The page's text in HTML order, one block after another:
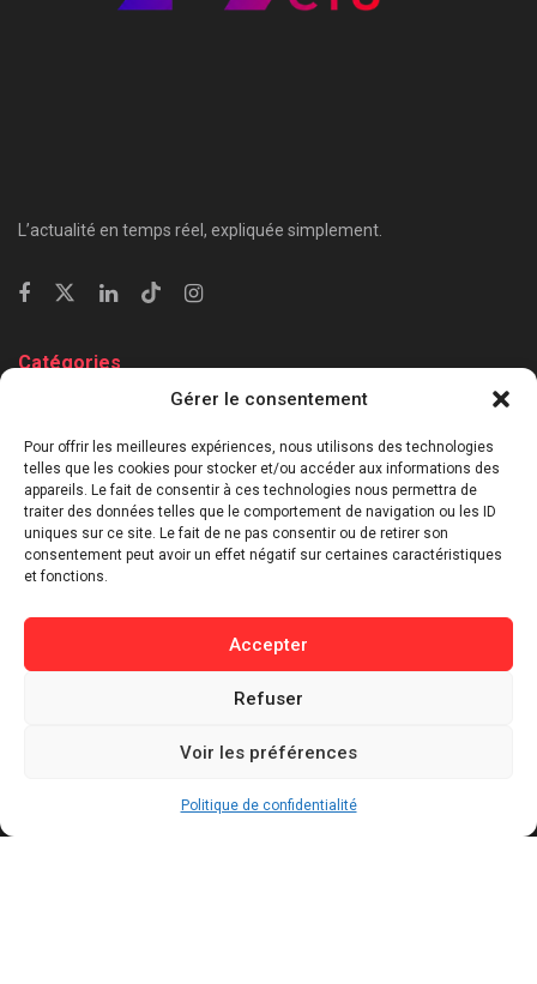
Gérer le consentement
Pour offrir les meilleures expériences, nous utilisons des technologies
telles que les cookies pour stocker et/ou accéder aux informations des
appareils. Le fait de consentir à ces technologies nous permettra de
traiter des données telles que le comportement de navigation ou les ID
uniques sur ce site. Le fait de ne pas consentir ou de retirer son
consentement peut avoir un effet négatif sur certaines caractéristiques
et fonctions.
Accepter
Refuser
Voir les préférences
Politique de confidentialité
L’actualité en temps réel, expliquée simplement.
Catégories
Économie & Business
⁠Culture & Divertissement
⁠Tech & Innovation
Sport
Lifestyle
Politique de confidentialité
Politique de cookies